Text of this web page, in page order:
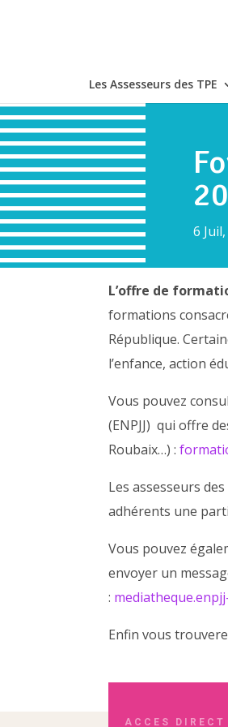
Les Assesseurs des TPE
6
L’offre de
formations
République.
l’enfance, action
Vous pouvez
(ENPJJ) qui offre
Roubaix…) :
Les assesseurs
adhérents une
Vous pouvez
envoyer un
:
Enfin vous
ACCES DIRECT